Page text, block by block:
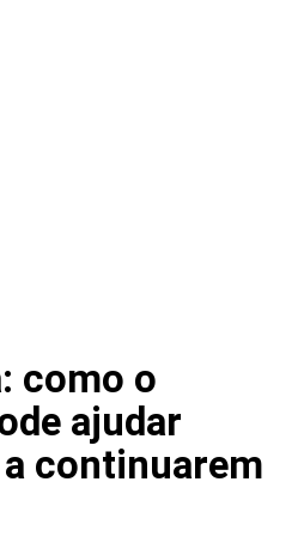
como o
ajudar
continuarem